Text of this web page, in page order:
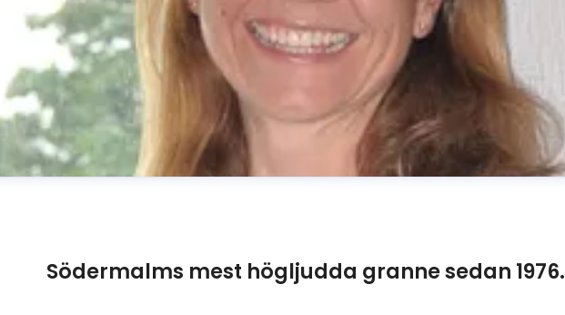
Södermalms mest högljudda granne sedan 1976.